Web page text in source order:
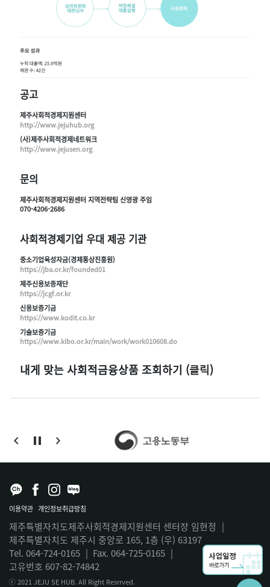
공고
제주사회적경제지원센터
http://www.jejuhub.org
(사)제주사회적경제네트워크
http://www.jejusen.org
문의
제주사회적경제지원센터 지역전략팀 신영광 주임
070-4206-2686
사회적경제기업 우대 제공 기관
중소기업육성자금(경제통상진흥원)
https://jba.or.kr/founded01
제주신용보증재단
https://jcgf.or.kr
신용보증기금
https://www.kodit.co.kr
기술보증기금
https://www.kibo.or.kr/main/work/work010608.do
내게 맞는 사회적금융상품 조회하기 (클릭)
이용약관 개인정보취급방침
제주특별자치도제주사회적경제지원센터 센터장 임현정 |
제주특별자치도 제주시 중앙로 165, 1층 (우) 63197
Tel. 064-724-0165 | Fax. 064-725-0165 |
고유번호 607-82-74842
ⓒ 2021 JEJU SE HUB. All Right Resrrved.